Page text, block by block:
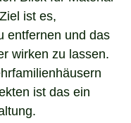
ist es,
entfernen und das
wirken zu lassen.
ist das ein